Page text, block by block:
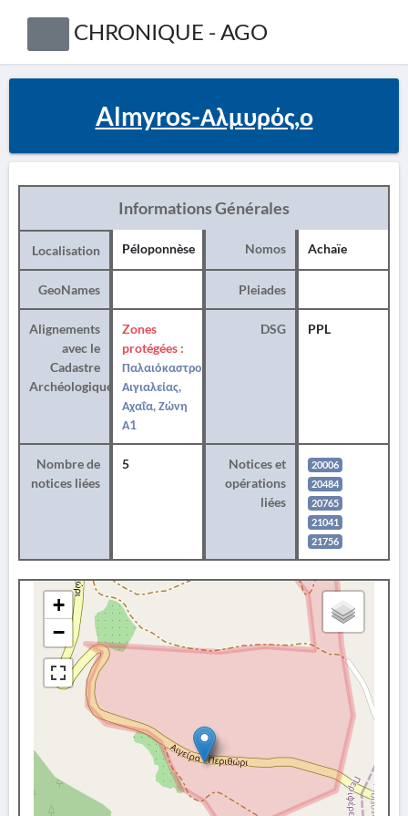
CHRONIQUE - AGO
Almyros-Αλμυρός,ο
Informations Générales
Localisation Péloponnèse Nomos Achaïe
GeoNames Pleiades
Alignements
avec le
Cadastre
Archéologique
Zones
protégées :
Παλαιόκαστρο
Αιγιαλείας,
Αχαΐα, Ζώνη
Α1
DSG PPL
Nombre de
notices liées
5
Notices et
opérations
liées
20006
20484
20765
21041
21756
+
−